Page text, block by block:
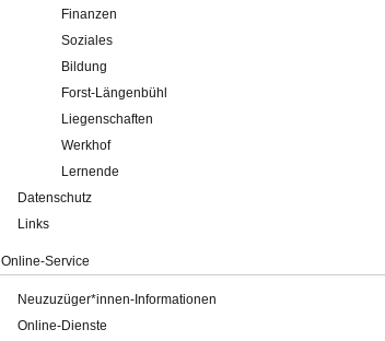
Finanzen
Soziales
Bildung
Forst-Längenbühl
Liegenschaften
Werkhof
Lernende
Datenschutz
Links
Online-Service
Neuzuzüger*innen-Informationen
Online-Dienste